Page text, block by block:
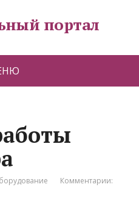
портал
Комментарии: